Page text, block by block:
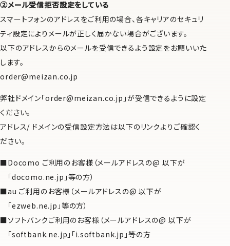
②メール受信拒否設定をしている
スマートフォンのアドレスをご利用の場合、各キャリアのセキュリ
ティ設定によりメールが正しく届かない場合がございます。
以下のアドレスからのメールを受信できるよう設定をお願いいた
します。
order@meizan.co.jp
弊社ドメイン「order@meizan.co.jp」が受信できるように設定
ください。
アドレス/ ドメインの受信設定方法は以下のリンクよりご確認く
ださい。
Docomo ご利用のお客様（メールアドレスの@ 以下が
「docomo.ne.jp」等の方）
au ご利用のお客様（メールアドレスの@ 以下が
「ezweb.ne.jp」等の方）
ソフトバンクご利用のお客様（メールアドレスの@ 以下が
「softbank.ne.jp」「i.softbank.jp」等の方